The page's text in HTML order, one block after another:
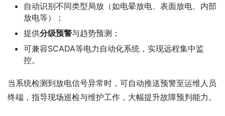
自动识别不同类型局放（如电晕放电、表面放电、内部
放电等）；
提供分级预警与趋势预测；
可兼容SCADA等电力自动化系统，实现远程集中监
控。
当系统检测到放电信号异常时，可自动推送预警至运维人员
终端，指导现场巡检与维护工作，大幅提升故障预判能力。